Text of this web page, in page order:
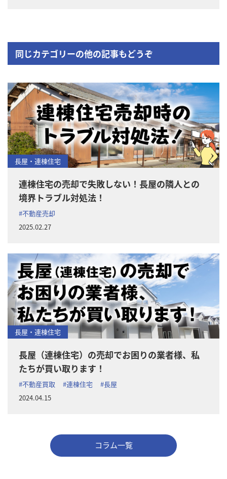
同じカテゴリーの他の記事もどうぞ
長屋・連棟住宅
連棟住宅の売却で失敗しない！長屋の隣人との
境界トラブル対処法！
#不動産売却
2025.02.27
長屋・連棟住宅
長屋（連棟住宅）の売却でお困りの業者様、私
たちが買い取ります！
#不動産買取 #連棟住宅
#長屋
2024.04.15
コラム一覧